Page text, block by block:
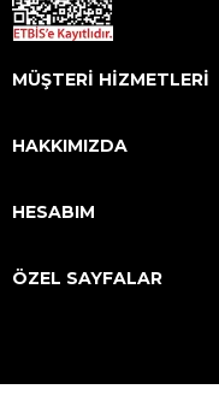
MÜŞTERİ HİZMETLERİ
HAKKIMIZDA
HESABIM
ÖZEL SAYFALAR